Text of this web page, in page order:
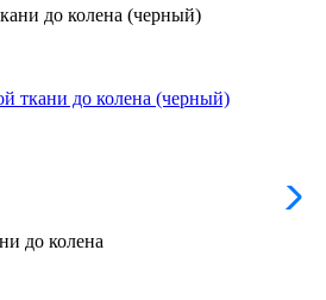
до колена (черный)
ткани до колена (черный)
до колена